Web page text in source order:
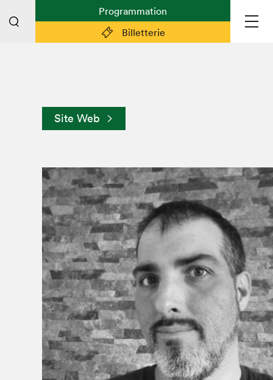
Billetterie
Programmation
Plan du Salon
Préparer sa visite
Espace médias
Espace exposant·e·s
Espace enseignant·e·s
Espace participant⋅e⋅s
Espace Salon dans la ville
Espace bénévoles
Devenir bénévole
À propos du Salon
Liste des exposant·e·s
Liste des auteur·rice·s
Site Web